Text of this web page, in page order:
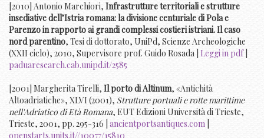
[2010] Antonio Marchiori, Infrastrutture territoriali e strutture
insediative dell’Istria romana: la divisione centuriale di Pola e
Parenzo in rapporto ai grandi complessi costieri istriani. Il caso
nord parentino, Tesi di dottorato, UniPd, Scienze Archeologiche
(XXII ciclo), 2010, Supervisore prof. Guido Rosada | Leggi in pdf|
paduaresearch.cab.unipd.it/2585
[2001] Margherita Tirelli, Il porto di Altinum, «Antichità
Altoadriatiche», XLVI (2001), Strutture portuali e rotte marittime
nell'Adriatico di Età Romana, EUT Edizioni Università di Trieste,
Trieste, 2001, pp. 295-316 | ancientportsantiques.com
openstarts.units.it//10077/15810